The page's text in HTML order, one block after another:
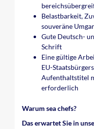
Belastbarkeit,
souveräne
Gute Deutsch-
Schrift
Eine gültige
EU-
Aufenthaltstitel
erforderlich
Warum sea chefs?
Das erwartet Sie in